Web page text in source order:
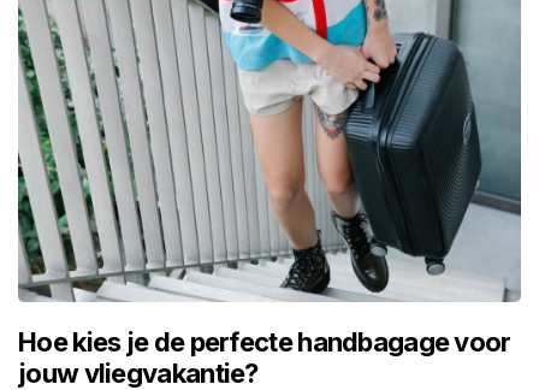
Hoe kies je de perfecte handbagage voor
jouw vliegvakantie?